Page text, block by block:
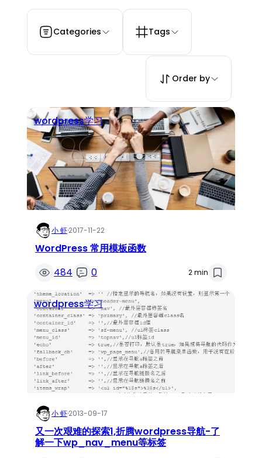
Categories Tags
Order by
wordpress学习
小 虾·2017-11-22
WordPress 常用模板函数
484
0 2 min
wordpress学习
小 虾·2013-09-17
又一次艰难的探索1,折腾wordpress导航-了
解一下wp_nav_menu等标签